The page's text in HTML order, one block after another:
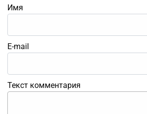
Имя
E-mail
Текст комментария